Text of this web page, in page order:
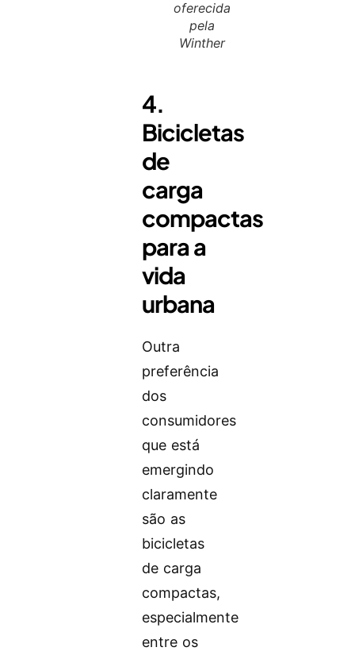
oferecida
pela
Winther
4.
Bicicletas
de
carga
compactas
para a
vida
urbana
Outra
preferência
dos
consumidores
que está
emergindo
claramente
são as
bicicletas
de carga
compactas,
especialmente
entre os